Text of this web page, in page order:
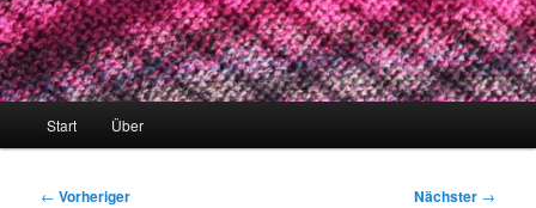
Start Über
Beitragsnavigation
← Vorheriger Nächster →